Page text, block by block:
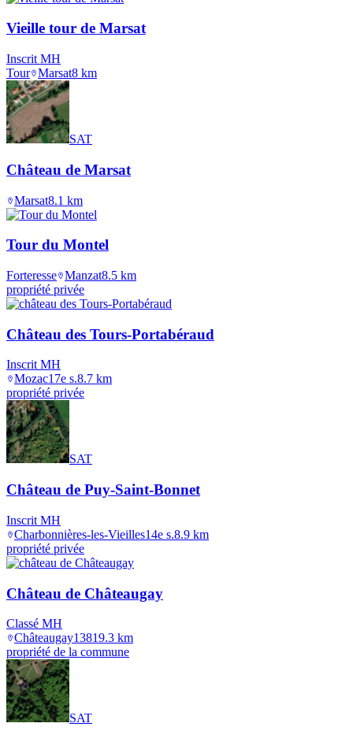
Vieille tour de Marsat
Inscrit MH
Tour Marsat8 km
SAT
Château de Marsat
Marsat8.1 km
Tour du Montel
Forteresse Manzat8.5 km
propriété privée
Château des Tours-Portabéraud
Inscrit MH
Mozac17e s.8.7 km
propriété privée
SAT
Château de Puy-Saint-Bonnet
Inscrit MH
Charbonnières-les-Vieilles14e s.8.9 km
propriété privée
Château de Châteaugay
Classé MH
Châteaugay13819.3 km
propriété de la commune
SAT